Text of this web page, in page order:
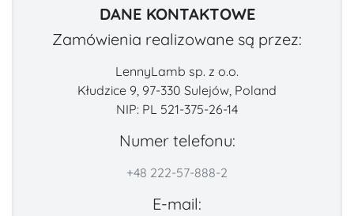
DANE KONTAKTOWE
Zamówienia realizowane są przez:
LennyLamb sp. z o.o.
Kłudzice 9, 97-330 Sulejów, Poland
NIP: PL 521-375-26-14
Numer telefonu:
+48 222-57-888-2
E-mail: